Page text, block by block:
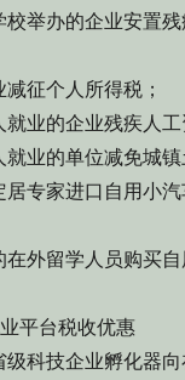
举办的企业安置残
征个人所得税；
的企业残疾人工
的单位减免城镇
专家进口自用小汽
外留学人员购买自
平台税收优惠
科技企业孵化器向